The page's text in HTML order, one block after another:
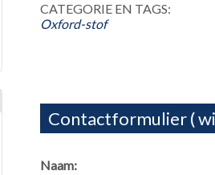
CATEGORIE EN TAGS:
Oxford-stof
Contactformulier (
Naam: